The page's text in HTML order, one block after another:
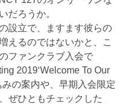
だろうか。
設立で、ますます彼らの
えるのではないかと、こ
ファンクラブ入会で
2019‘Welcome To Our
の案内や、早期入会限定
ぜひともチェックした